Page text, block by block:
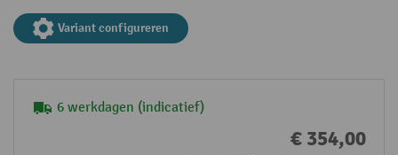
Variant configureren
6 werkdagen (indicatief)
€ 354,00